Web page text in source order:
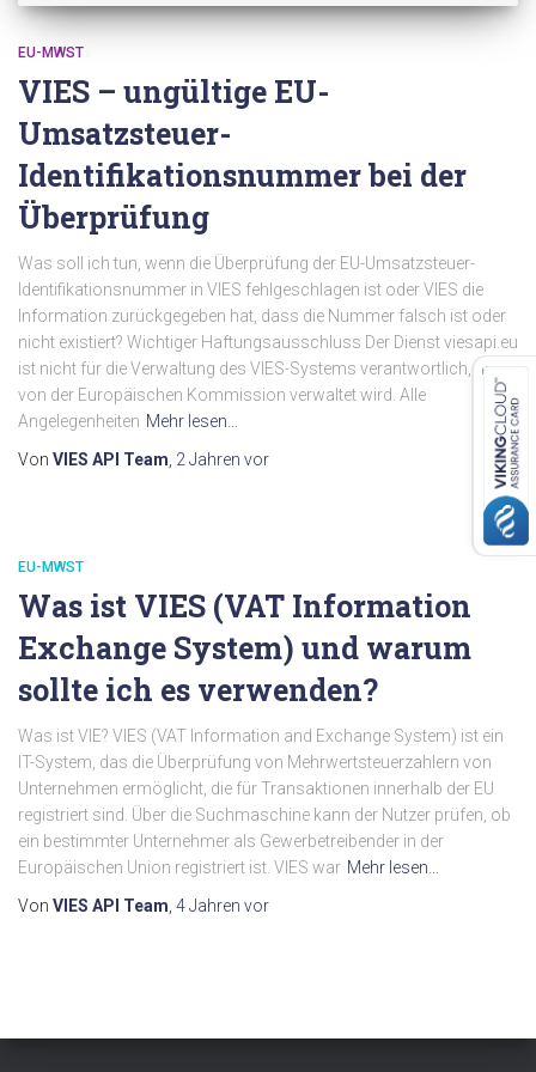
EU-MWST
VIES – ungültige EU-
Umsatzsteuer-
Identifikationsnummer bei der
Überprüfung
Was soll ich tun, wenn die Überprüfung der EU-Umsatzsteuer-
Identifikationsnummer in VIES fehlgeschlagen ist oder VIES die
Information zurückgegeben hat, dass die Nummer falsch ist oder
nicht existiert? Wichtiger Haftungsausschluss Der Dienst viesapi.eu
ist nicht für die Verwaltung des VIES-Systems verantwortlich, das
von der Europäischen Kommission verwaltet wird. Alle
Angelegenheiten Mehr lesen…
Von VIES API Team 2 Jahren vor
EU-MWST
Was ist VIES (VAT Information
Exchange System) und warum
sollte ich es verwenden?
Was ist VIE? VIES (VAT Information and Exchange System) ist ein
IT-System, das die Überprüfung von Mehrwertsteuerzahlern von
Unternehmen ermöglicht, die für Transaktionen innerhalb der EU
registriert sind. Über die Suchmaschine kann der Nutzer prüfen, ob
ein bestimmter Unternehmer als Gewerbetreibender in der
Europäischen Union registriert ist. VIES war Mehr lesen…
Von VIES API Team 4 Jahren vor